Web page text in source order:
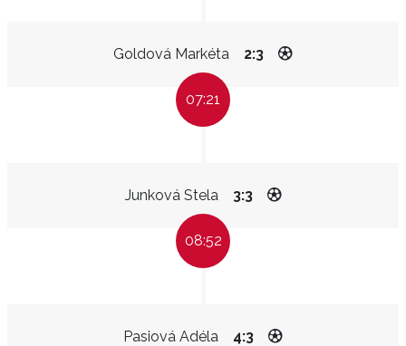
Goldová Markéta 2:3
07:21
Junková Stela 3:3
08:52
Pasiová Adéla 4:3